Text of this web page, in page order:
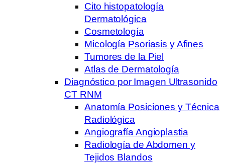
Cito histopatología
Dermatológica
Cosmetología
Micología Psoriasis y Afines
Tumores de la Piel
Atlas de Dermatología
Diagnóstico por Imagen Ultrasonido
CT RNM
Anatomía Posiciones y Técnica
Radiológica
Angiografía Angioplastia
Radiología de Abdomen y
Tejidos Blandos